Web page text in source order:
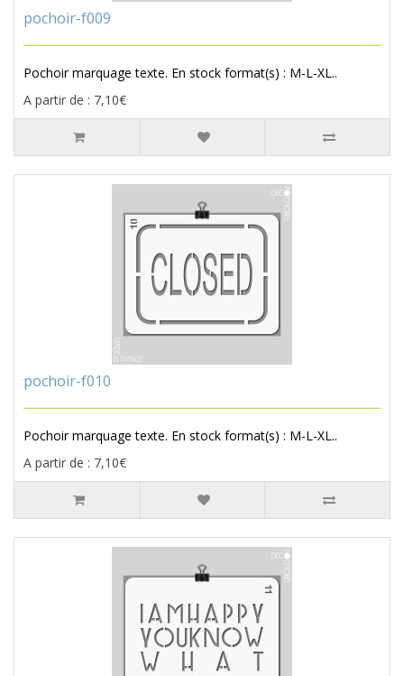
pochoir-f009
Pochoir marquage texte. En stock format(s) : M-L-XL..
A partir de : 7,10€
pochoir-f010
Pochoir marquage texte. En stock format(s) : M-L-XL..
A partir de : 7,10€